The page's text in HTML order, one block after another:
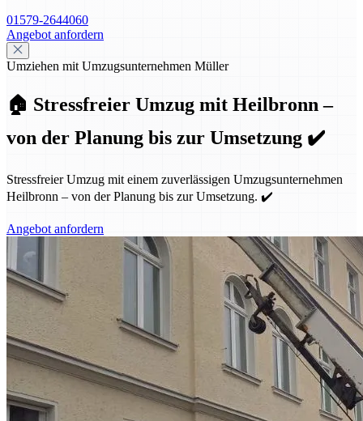
01579-2644060
Angebot anfordern
Umziehen mit Umzugsunternehmen Müller
🏠 Stressfreier Umzug mit Heilbronn –
von der Planung bis zur Umsetzung ✔️
Stressfreier Umzug mit einem zuverlässigen Umzugsunternehmen
Heilbronn – von der Planung bis zur Umsetzung. ✔️
Angebot anfordern